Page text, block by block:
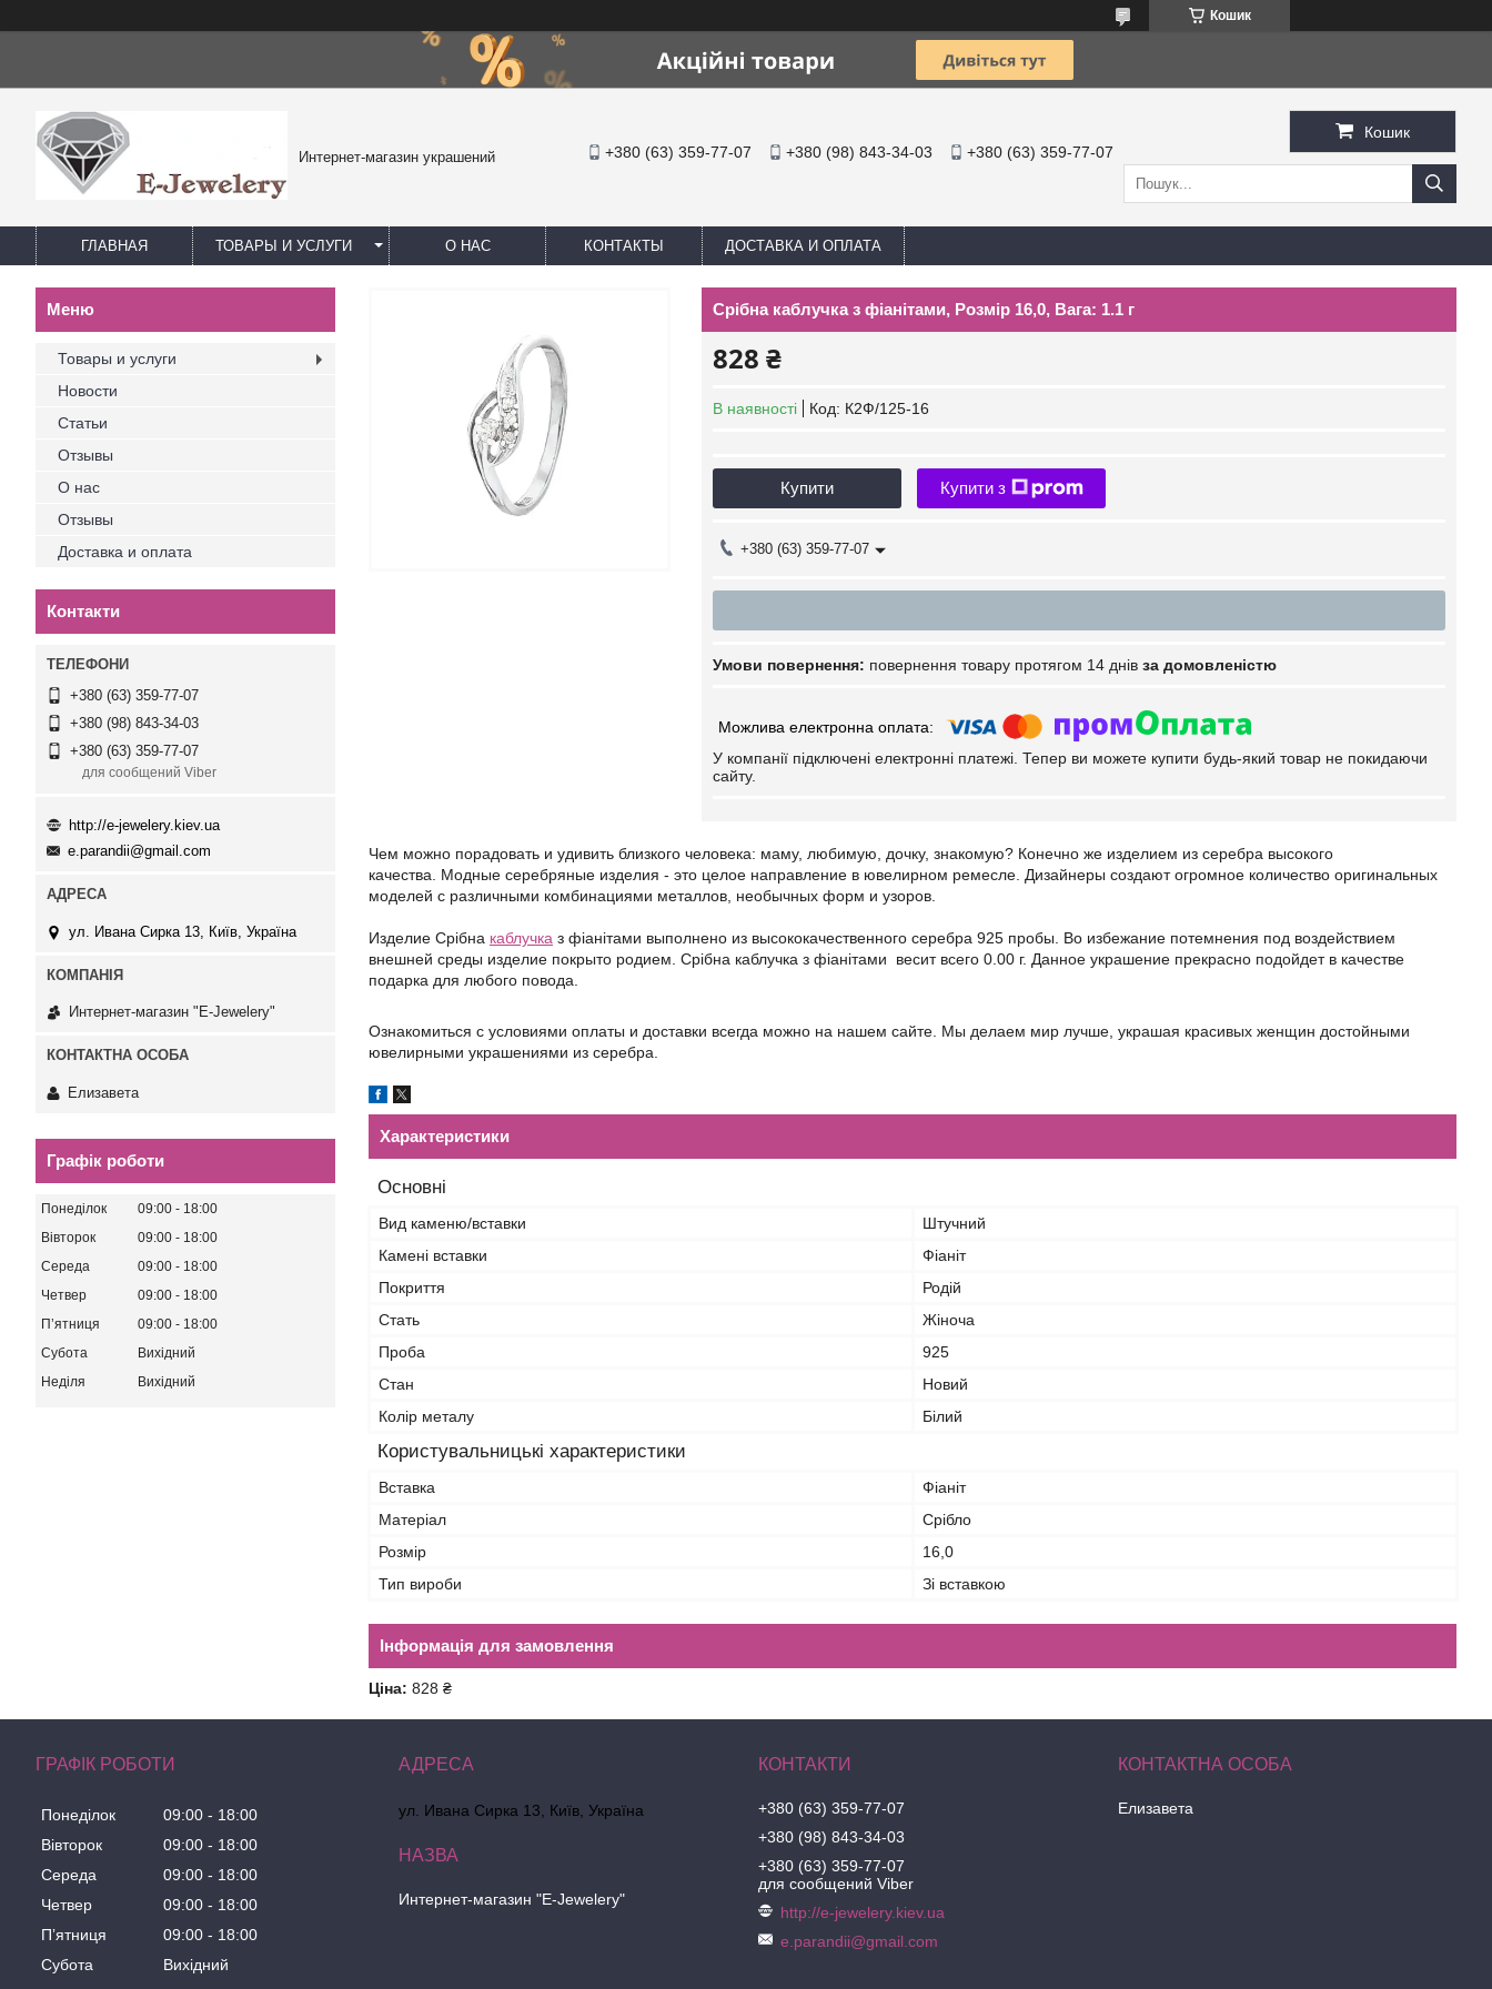
Кошик
Интернет-магазин украшений +380 (63) 359-77-07 +380 (98) 843-34-03 +380 (63) 359-77-07
Кошик
ГЛАВНАЯ ТОВАРЫ И УСЛУГИ О НАС КОНТАКТЫ ДОСТАВКА И ОПЛАТА
Срібна каблучка з фіанітами, Розмір 16,0, Вага: 1.1 г
828 ₴
В наявності Код: К2Ф/125-16
Купити Купити з
+380 (63) 359-77-07
повернення товару протягом 14 днів за домовленістю
У компанії підключені електронні платежі. Тепер ви можете купити будь-який товар не покидаючи
сайту.
Чем можно порадовать и удивить близкого человека: маму, любимую, дочку, знакомую? Конечно же изделием из серебра высокого
качества. Модные серебряные изделия - это целое направление в ювелирном ремесле. Дизайнеры создают огромное количество оригинальных
моделей с различными комбинациями металлов, необычных форм и узоров.
Изделие Срібна каблучка з фіанітами выполнено из высококачественного серебра 925 пробы. Во избежание потемнения под воздействием
внешней среды изделие покрыто родием. Срібна каблучка з фіанітами весит всего 0.00 г. Данное украшение прекрасно подойдет в качестве
подарка для любого повода.
Ознакомиться с условиями оплаты и доставки всегда можно на нашем сайте. Мы делаем мир лучше, украшая красивых женщин достойными
ювелирными украшениями из серебра.
Характеристики
Основні
Вид каменю/вставки
Штучний
Камені вставки
Фіаніт
Покриття
Родій
Стать
Жіноча
Проба
925
Стан
Новий
Колір металу
Білий
Користувальницькі характеристики
Вставка
Фіаніт
Матеріал
Срібло
Розмір
16,0
Тип вироби
Зі вставкою
Інформація для замовлення
Ціна: 828 ₴
Товары и услуги
Новости
Статьи
Отзывы
О нас
Отзывы
Доставка и оплата
Контакти
+380 (63) 359-77-07
+380 (98) 843-34-03
+380 (63) 359-77-07
для сообщений Viber
http://e-jewelery.kiev.ua
e.parandii@gmail.com
ул. Ивана Сирка 13, Київ, Україна
Интернет-магазин "E-Jewelery"
Елизавета
Графік роботи
Понеділок 09:00
18:00
Вівторок
09:00
18:00
Середа
09:00
18:00
Четвер
09:00
18:00
Пʼятниця
09:00
18:00
Субота
Вихідний
Неділя
Вихідний
ГРАФІК РОБОТИ
Понеділок 09:00
18:00
Вівторок
09:00
18:00
Середа
09:00
18:00
Четвер
09:00
18:00
Пʼятниця
09:00
18:00
Субота
Вихідний
ул. Ивана Сирка 13, Київ, Україна
Интернет-магазин "E-Jewelery"
+380 (63) 359-77-07
+380 (98) 843-34-03
+380 (63) 359-77-07
для сообщений Viber
http://e-jewelery.kiev.ua
e.parandii@gmail.com
Елизавета